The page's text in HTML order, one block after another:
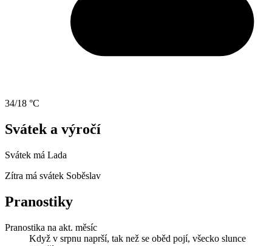
34/18 °C
Svátek a výročí
Svátek má Lada
Zítra má svátek Soběslav
Pranostiky
Pranostika na akt. měsíc
Když v srpnu naprší, tak než se oběd pojí, všecko slunce